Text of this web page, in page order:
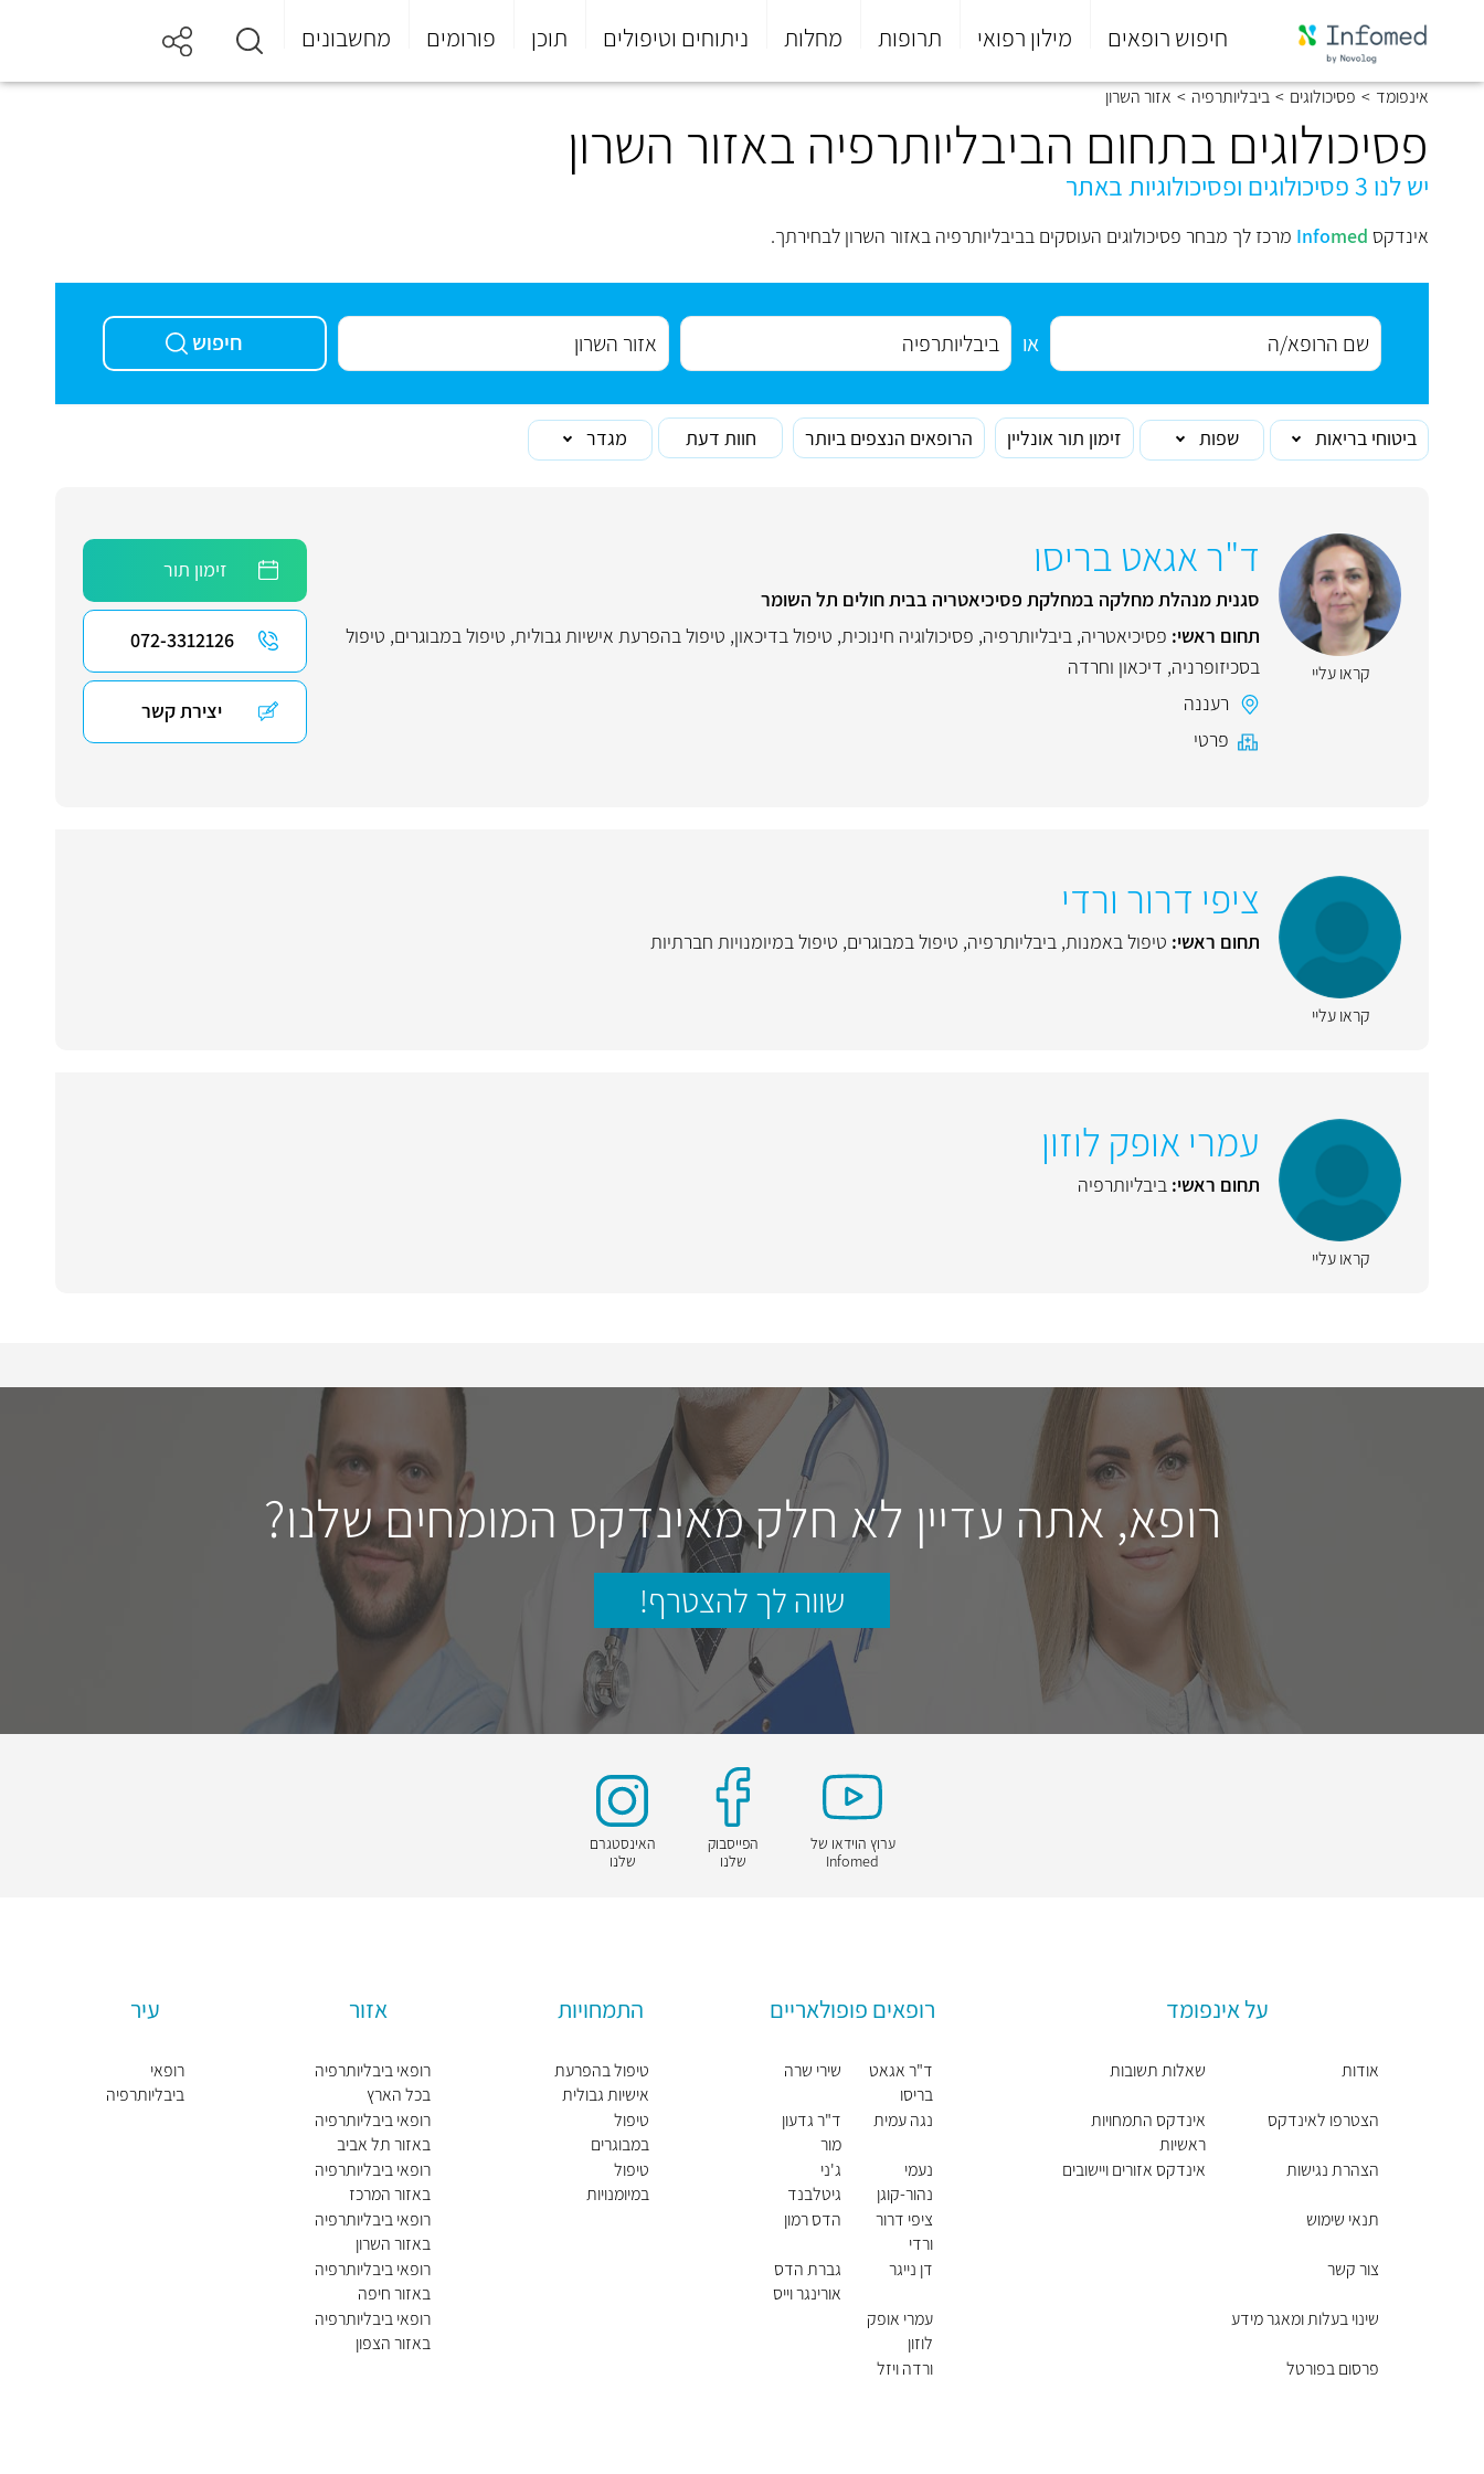
חיפוש רופאים מילון רפואי תרופות מחלות ניתוחים וטיפולים תוכן פורומים מחשבונים
סוף
התפריט
אינפומד > פסיכולוגים > ביבליותרפיה > אזור השרון
פסיכולוגים בתחום הביבליותרפיה באזור השרון
יש לנו 3 פסיכולוגים ופסיכולוגיות באתר
אינדקס Infomed מרכז לך מבחר פסיכולוגים העוסקים בביבליותרפיה באזור השרון לבחירתך.
או חיפוש
ביטוחי בריאות שפות זימון תור אונליין הרופאים הנצפים ביותר חוות דעת מגדר
קראו עליי
ד"ר אגאט בריסו
סגנית מנהלת מחלקה במחלקת פסיכיאטריה בבית חולים תל השומר
תחום ראשי: פסיכיאטריה, ביבליותרפיה, פסיכולוגיה חינוכית, טיפול בדיכאון, טיפול בהפרעת אישיות גבולית, טיפול במבוגרים, טיפול
בסכיזופרניה, דיכאון וחרדה
רעננה
פרטי
זימון תור
072-3312126
יצירת קשר
קראו עליי
ציפי דרור ורדי
תחום ראשי: טיפול באמנות, ביבליותרפיה, טיפול במבוגרים, טיפול במיומנויות חברתיות
קראו עליי
עמרי אופק לוזון
תחום ראשי: ביבליותרפיה
רופא, אתה עדיין לא חלק מאינדקס המומחים שלנו?
שווה לך להצטרף!
ערוץ הוידאו של
Infomed
הפייסבוק
שלנו
האינסטגרם
שלנו
על אינפומד
אודות
הצטרפו לאינדקס
הצהרת נגישות
תנאי שימוש
צור קשר
שינוי בעלות ומאגר מידע
פרסום בפורטל
שאלות תשובות
אינדקס התמחויות
ראשיות
אינדקס אזורים ויישובים
רופאים פופולאריים
ד"ר אגאט
בריסו
נגה עמית
נעמי
נהור-קוגן
ציפי דרור
ורדי
דן נייגר
עמרי אופק
לוזון
ורדה ויזל
שירי שרה
ד"ר גדעון
מור
ג'ני
גיטלבנד
הדס רמון
גברת הדס
אורינגר וייס
התמחויות
טיפול בהפרעת
אישיות גבולית
טיפול
במבוגרים
טיפול
במיומנויות
אזור
רופאי ביבליותרפיה
בכל הארץ
רופאי ביבליותרפיה
באזור תל אביב
רופאי ביבליותרפיה
באזור המרכז
רופאי ביבליותרפיה
באזור השרון
רופאי ביבליותרפיה
באזור חיפה
רופאי ביבליותרפיה
באזור הצפון
עיר
רופאי
ביבליותרפיה